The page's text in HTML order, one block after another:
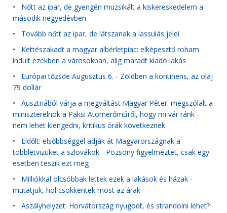
• Nőtt az ipar, de gyengén muzsikált a kiskereskedelem a
második negyedévben
• Tovább nőtt az ipar, de látszanak a lassulás jelei
• Kettészakadt a magyar albérletpiac: elképesztő roham
indult ezekben a városokban, alig maradt kiadó lakás
• Európai tőzsde Augusztus 6. - Zöldben a kontinens, az olaj
79 dollár
• Ausztriából várja a megváltást Magyar Péter: megszólalt a
miniszterelnök a Paksi Atomerőműről, hogy mi vár ránk -
nem lehet kiengedni, kritikus órák következnek
• Eldőlt: elsőbbséggel adják át Magyarországnak a
többletvizüket a szlovákok - Pozsony figyelmeztet, csak egy
esetben teszik ezt meg
• Milliókkal olcsóbbak lettek ezek a lakások és házak -
mutatjuk, hol csökkentek most az árak
• Aszályhelyzet: Horvátország nyugodt, és strandolni lehet?